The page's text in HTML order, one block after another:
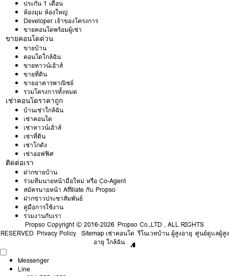
ประกัน 1 เดือน
ห้องมุม ห้องใหญ่
Developer เจ้าของโครงการ
ขายคอนโดพร้อมผู้เช่า
ขายคอนโดด่วน
ขายบ้าน
คอนโดใกล้ฉัน
ขายทาวน์เฮ้าส์
ขายที่ดิน
ขายอาคารพาณิชย์
รวมโครงการทั้งหมด
เช่าคอนโดราคาถูก
บ้านเช่าใกล้ฉัน
เช่าคอนโด
เช่าทาวน์เฮ้าส์
เช่าที่ดิน
เช่าโกดัง
เช่าออฟฟิศ
ติดต่อเรา
ฝากขายบ้าน
ร่วมทีมนายหน้ามือใหม่ หรือ Co-Agent
สมัครนายหน้า Affiliate กับ Propso
ฝากข่าวประชาสัมพันธ์
คู่มือการใช้งาน
ร่วมงานกับเรา
Propso Copyright © 2016-2026 Propso Co.,LTD , ALL RIGHTS
RESERVED Privacy Policy Sitemap เช่าคอนโด รีโนเวทบ้าน ผู้สูงอายุ ศูนย์ดูแลผู้สูง
อายุ ใกล้ฉัน
Messenger
Line